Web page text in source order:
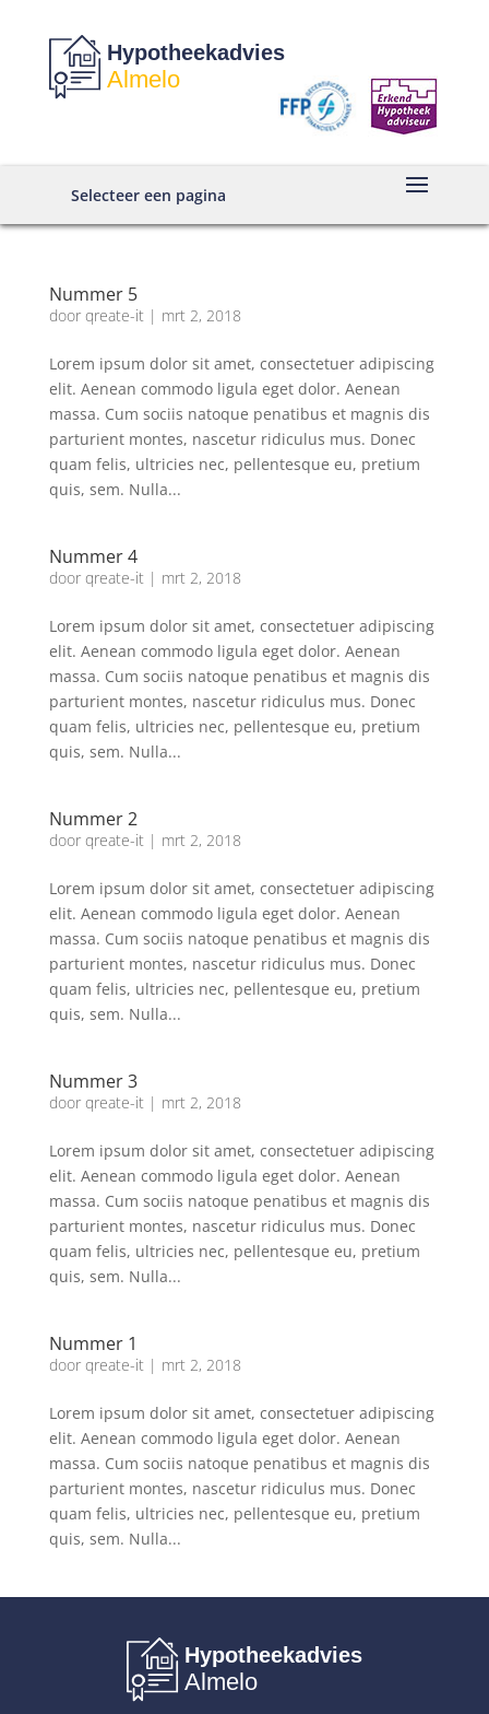
Hypotheekadvies
Almelo
Selecteer een pagina
Nummer 5
door qreate-it| mrt 2, 2018
Lorem ipsum dolor sit amet, consectetuer adipiscing
elit. Aenean commodo ligula eget dolor. Aenean
massa. Cum sociis natoque penatibus et magnis dis
parturient montes, nascetur ridiculus mus. Donec
quam felis, ultricies nec, pellentesque eu, pretium
quis, sem. Nulla...
Nummer 4
door qreate-it| mrt 2, 2018
Lorem ipsum dolor sit amet, consectetuer adipiscing
elit. Aenean commodo ligula eget dolor. Aenean
massa. Cum sociis natoque penatibus et magnis dis
parturient montes, nascetur ridiculus mus. Donec
quam felis, ultricies nec, pellentesque eu, pretium
quis, sem. Nulla...
Nummer 2
door qreate-it| mrt 2, 2018
Lorem ipsum dolor sit amet, consectetuer adipiscing
elit. Aenean commodo ligula eget dolor. Aenean
massa. Cum sociis natoque penatibus et magnis dis
parturient montes, nascetur ridiculus mus. Donec
quam felis, ultricies nec, pellentesque eu, pretium
quis, sem. Nulla...
Nummer 3
door qreate-it| mrt 2, 2018
Lorem ipsum dolor sit amet, consectetuer adipiscing
elit. Aenean commodo ligula eget dolor. Aenean
massa. Cum sociis natoque penatibus et magnis dis
parturient montes, nascetur ridiculus mus. Donec
quam felis, ultricies nec, pellentesque eu, pretium
quis, sem. Nulla...
Nummer 1
door qreate-it| mrt 2, 2018
Lorem ipsum dolor sit amet, consectetuer adipiscing
elit. Aenean commodo ligula eget dolor. Aenean
massa. Cum sociis natoque penatibus et magnis dis
parturient montes, nascetur ridiculus mus. Donec
quam felis, ultricies nec, pellentesque eu, pretium
quis, sem. Nulla...
Hypotheekadvies
Almelo